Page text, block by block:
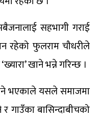
सहभागी गराई
रहेको फुलराम चौधरीले
खाने भन्ने गरिन्छ ।
भएकाले यसले समाजमा
गाउँका बासिन्दाबीचको